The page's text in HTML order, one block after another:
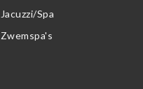
Jacuzzi/Spa
Zwemspa's